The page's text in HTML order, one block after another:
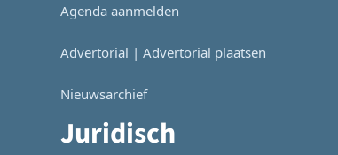
Agenda aanmelden
Advertorial | Advertorial plaatsen
Nieuwsarchief
Juridisch